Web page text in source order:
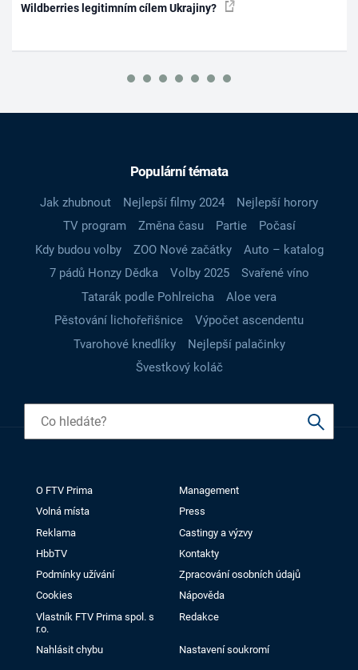
Wildberries legitimním cílem Ukrajiny?
Populární témata
Jak zhubnout Nejlepší filmy 2024
Nejlepší horory
TV program
Změna času Partie
Počasí
Kdy budou volby
ZOO Nové začátky
Auto – katalog
7 pádů Honzy Dědka
Volby 2025
Svařené víno
Tatarák podle Pohlreicha
Aloe vera
Pěstování lichořeřišnice
Výpočet ascendentu
Tvarohové knedlíky
Nejlepší palačinky
Švestkový koláč
O FTV Prima
Management
Volná místa
Press
Reklama
Castingy a výzvy
HbbTV
Kontakty
Podmínky užívání
Zpracování osobních údajů
Cookies
Nápověda
Vlastník FTV Prima spol. s
r.o.
Redakce
Nahlásit chybu Nastavení soukromí